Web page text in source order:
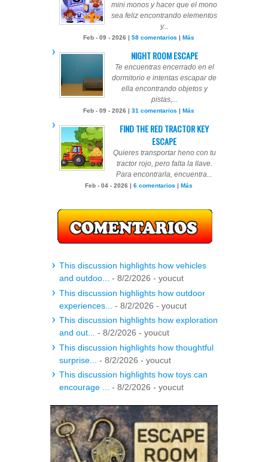
mini monos y hacer que el mono
sea feliz encontrando elementos
y...
Feb - 09 - 2026 | 58 comentarios | Más
NIGHT ROOM ESCAPE
Te encuentras encerrado en el
dormitorio e intentas escapar de
ella encontrando objetos y
pistas,...
Feb - 09 - 2026 | 31 comentarios | Más
FIND THE RED TRACTOR KEY
ESCAPE
Quieres transportar heno con tu
tractor rojo, pero falta la llave.
Para encontrarla, encuentra...
Feb - 04 - 2026 | 6 comentarios | Más
This discussion highlights how vehicles
and outdoo...
- 8/2/2026 - youcut
This discussion highlights how outdoor
experiences...
- 8/2/2026 - youcut
This discussion highlights how exploration
and out...
- 8/2/2026 - youcut
This discussion highlights how thoughtful
surprise...
- 8/2/2026 - youcut
This discussion highlights how toys can
encourage ...
- 8/2/2026 - youcut